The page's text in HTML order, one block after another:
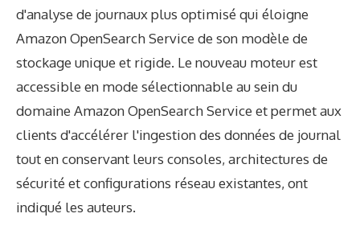
d'analyse de journaux plus optimisé qui éloigne
Amazon OpenSearch Service de son modèle de
stockage unique et rigide. Le nouveau moteur est
accessible en mode sélectionnable au sein du
domaine Amazon OpenSearch Service et permet aux
clients d'accélérer l'ingestion des données de journal
tout en conservant leurs consoles, architectures de
sécurité et configurations réseau existantes, ont
indiqué les auteurs.